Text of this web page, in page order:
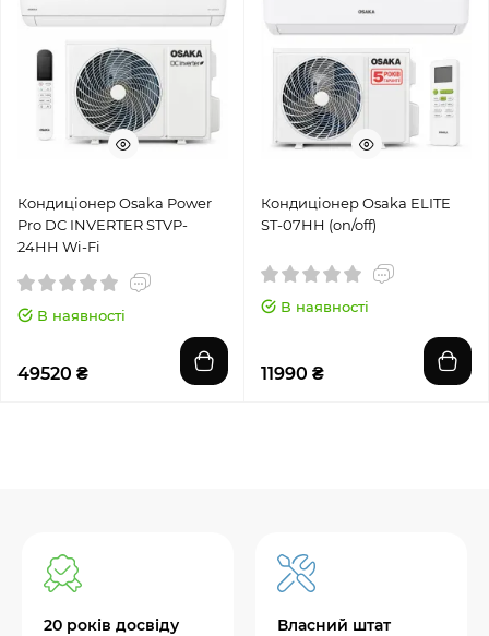
Кондиціонер Osaka Power
Pro DC INVERTER STVP-
24HH Wi-Fi
В наявності
49520 ₴
Кондиціонер Osaka ELITE
ST-07HH (on/off)
В наявності
11990 ₴
20 років досвіду
Власний штат